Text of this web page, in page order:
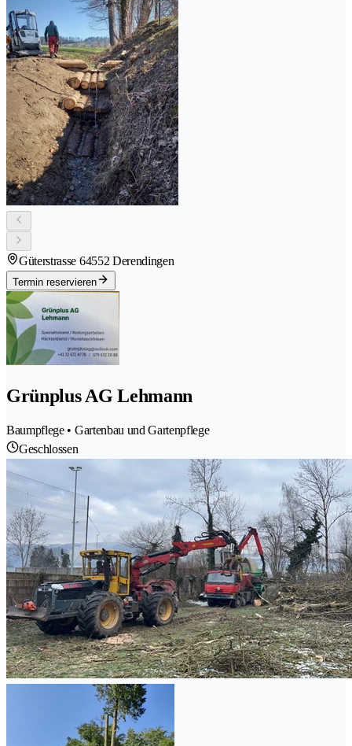
Güterstrasse 64552 Derendingen
Termin reservieren
Grünplus AG Lehmann
Baumpflege • Gartenbau und Gartenpflege
Geschlossen